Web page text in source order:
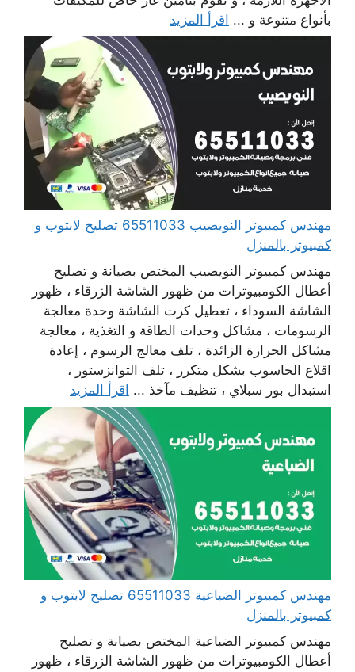
بأنواع متنوعة و ... اقرأ المزيد
مهندس كمبيوتر النويصيب 65511033 تصليح لابتوب و
كمبيوتر بالمنزل
مهندس كمبيوتر النويصيب المختص بصيانة و تصليح
أعطال الكومبيوترات من ظهور الشاشة الزرقاء ، ظهور
الشاشة السوداء ، تعطيل كرت الشاشة وحدة معالجة
الرسومات ، مشاكل وحدات الطاقة و التغذية ، معالجة
مشاكل الحرارة الزائدة ، تلف معالج الرسوم ، إعادة
اقلاع الحاسوب بشكل متكرر ، تلف التوانزستور ،
استبدال بور سبلاي ، تنظيف مآخذ ... اقرأ المزيد
مهندس كمبيوتر الضباعية 65511033 تصليح لابتوب و
كمبيوتر بالمنزل
مهندس كمبيوتر الضباعية المختص بصيانة و تصليح
أعطال الكومبيوترات من ظهور الشاشة الزرقاء ، ظهور